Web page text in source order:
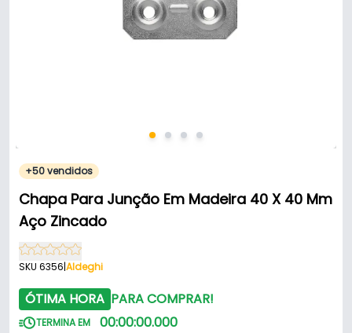
+50 vendidos
Chapa Para Junção Em Madeira 40 X 40 Mm
Aço Zincado
SKU 6356|Aldeghi
ÓTIMA HORA PARA COMPRAR!
TERMINA EM 00:00:00.000